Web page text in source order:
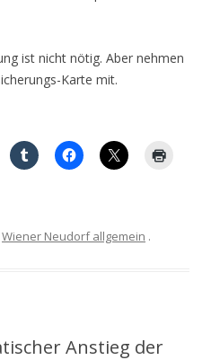
ist nicht nötig. Aber nehmen
Karte mit.
Wiener Neudorf allgemein .
Anstieg der